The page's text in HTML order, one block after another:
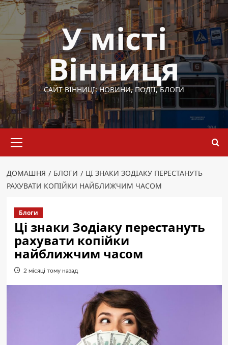
Перейти
до
вмісту
У місті
Вінниця
САЙТ ВІННИЦІ: НОВИНИ, ПОДІЇ, БЛОГИ
меню
ДОМАШНЯ БЛОГИ
ЦІ ЗНАКИ ЗОДІАКУ ПЕРЕСТАНУТЬ
РАХУВАТИ КОПІЙКИ НАЙБЛИЖЧИМ ЧАСОМ
Блоги
Ці знаки Зодіаку перестануть
рахувати копійки
найближчим часом
2 місяці тому назад